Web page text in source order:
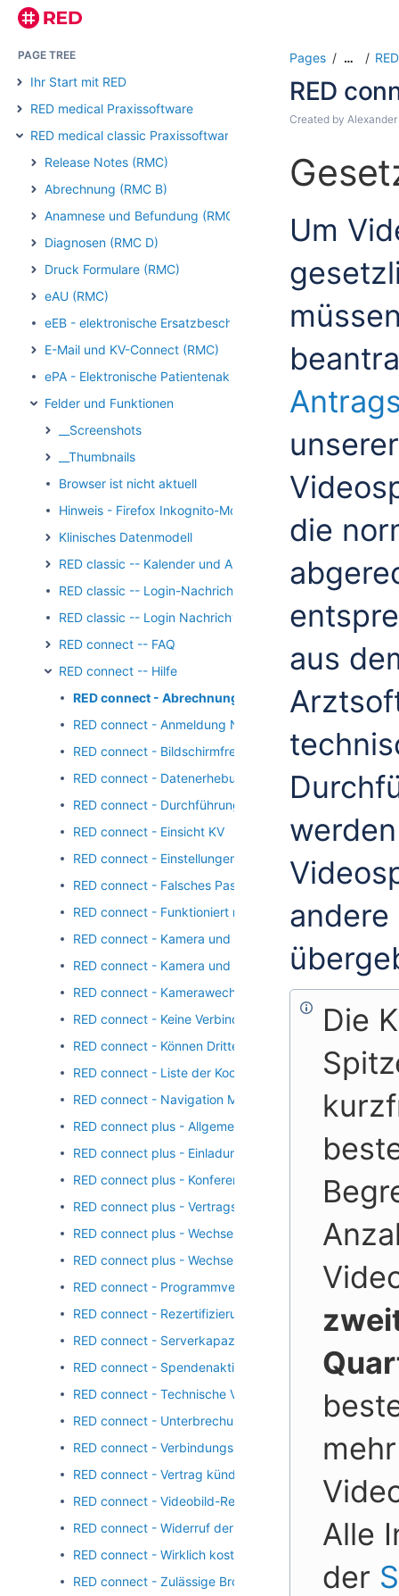
PAGE TREE
Ihr Start mit RED
RED medical Praxissoftware
RED medical classic Praxissoftware
Release Notes (RMC)
Abrechnung (RMC B)
Anamnese und Befundung (RMC)
Diagnosen (RMC D)
Druck Formulare (RMC)
eAU (RMC)
eEB - elektronische Ersatzbescheinigung (RMC)
E-Mail und KV-Connect (RMC)
ePA - Elektronische Patientenakte (RMC)
Felder und Funktionen
__Screenshots
__Thumbnails
Browser ist nicht aktuell
Hinweis - Firefox Inkognito-Modus
Klinisches Datenmodell
RED classic -- Kalender und Aufgaben
RED classic -- Login-Nachricht
RED classic -- Login Nachricht Archiv
RED connect -- FAQ
RED connect -- Hilfe
RED connect - Abrechnung Videospechstunde
RED connect - Anmeldung Namensnennung
RED connect - Bildschirmfreigabe
RED connect - Datenerhebung durch RED
RED connect - Durchführung Videosprechstunde
RED connect - Einsicht KV
RED connect - Einstellungen für webbasiertes E-Mail-
RED connect - Falsches Passwort
RED connect - Funktioniert mit Arztsoftware
RED connect - Kamera und Mikrofon freigeben
RED connect - Kamera und Mikrofon werden nicht
RED connect - Kamerawechsel
RED connect - Keine Verbindung zur Kamera oder
RED connect - Können Dritte mithören?
RED connect - Liste der Kooperationspartner
RED connect - Navigation Mobiltelefon
RED connect plus - Allgemeine Informationen
RED connect plus - Einladung an Teilnehmer senden
RED connect plus - Konferenzlösung
RED connect plus - Vertragswechsel widerrufen
RED connect plus - Wechsel von RED connect plus auf
RED connect plus - Wechsel zu RED connect plus
RED connect - Programmversion aktualisieren/Cache
RED connect - Rezertifizierung
RED connect - Serverkapazität
RED connect - Spendenaktion
RED connect - Technische Voraussetzungen
RED connect - Unterbrechung des Gesprächs
RED connect - Verbindungskosten
RED connect - Vertrag kündigen und Account löschen
RED connect - Videobild-Reaktionen deaktivieren
RED connect - Widerruf der Kündigung
RED connect - Wirklich kostenlos
RED connect - Zulässige Browser/OS
Pages …
RED
Created by
Um
die
aus
Die
Alle
der